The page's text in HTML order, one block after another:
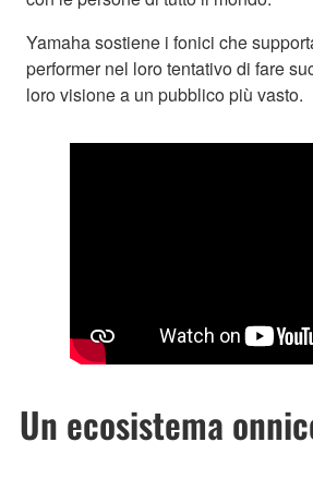
Yamaha sostiene i fonici che
performer nel loro tentativo di fare
loro visione a un pubblico più vasto.
Un ecosistema